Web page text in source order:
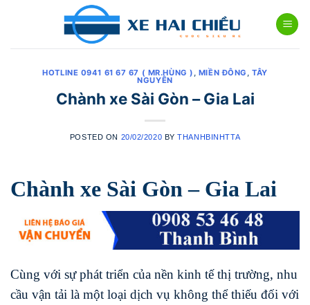
HOTLINE 0941 61 67 67 ( MR.HÙNG ) , MIỀN ĐÔNG ,TÂY
NGUYÊN
Chành xe Sài Gòn – Gia Lai
POSTED ON 20/02/2020 BYTHANHBINHTTA
Chành xe Sài Gòn – Gia Lai
Cùng với sự phát triển của nền kinh tế thị trường, nhu
cầu vận tải là một loại dịch vụ không thể thiếu đối với